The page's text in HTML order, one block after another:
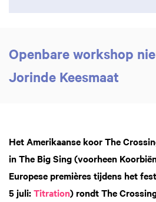
Openbare workshop
Jorinde Keesmaat
Het Amerikaanse koor The
in The Big Sing (voorheen
Europese premières tijdens het
5 juli:Titration) rondt The